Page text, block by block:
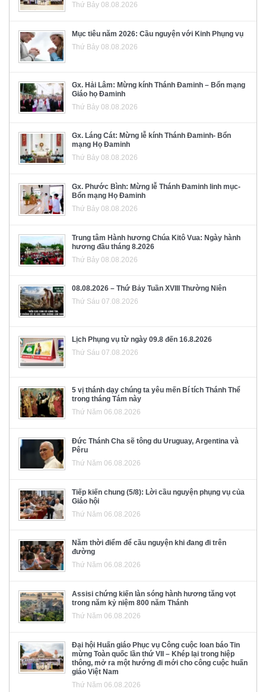
Thứ Bảy 08.08.2026
Mục tiêu năm 2026: Cầu nguyện với Kinh Phụng vụ
Thứ Bảy 08.08.2026
Gx. Hải Lâm: Mừng kính Thánh Đaminh – Bổn mạng
Giáo họ Đaminh
Thứ Bảy 08.08.2026
Gx. Láng Cát: Mừng lễ kính Thánh Đaminh- Bổn
mạng Họ Đaminh
Thứ Bảy 08.08.2026
Gx. Phước Bình: Mừng lễ Thánh Đaminh linh mục-
Bổn mạng Họ Đaminh
Thứ Bảy 08.08.2026
Trung tâm Hành hương Chúa Kitô Vua: Ngày hành
hương đầu tháng 8.2026
Thứ Bảy 08.08.2026
08.08.2026 – Thứ Bảy Tuần XVIII Thường Niên
Thứ Sáu 07.08.2026
Lịch Phụng vụ từ ngày 09.8 đến 16.8.2026
Thứ Sáu 07.08.2026
5 vị thánh dạy chúng ta yêu mến Bí tích Thánh Thể
trong tháng Tám này
Thứ Năm 06.08.2026
Đức Thánh Cha sẽ tông du Uruguay, Argentina và
Pêru
Thứ Năm 06.08.2026
Tiếp kiến chung (5/8): Lời cầu nguyện phụng vụ của
Giáo hội
Thứ Năm 06.08.2026
Năm thời điểm để cầu nguyện khi đang đi trên
đường
Thứ Năm 06.08.2026
Assisi chứng kiến làn sóng hành hương tăng vọt
trong năm kỷ niệm 800 năm Thánh
Thứ Năm 06.08.2026
Đại hội Huấn giáo Phục vụ Công cuộc loan báo Tin
mừng Toàn quốc lần thứ VII – Khép lại trong hiệp
thông, mở ra một hướng đi mới cho công cuộc huấn
giáo Việt Nam
Thứ Năm 06.08.2026